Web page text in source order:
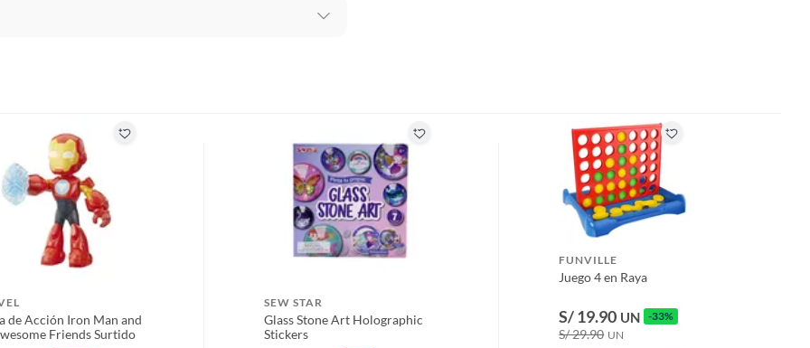
tienen:
productos para asfalto, hormigón, albañilería.
productos para asfalto.
tecnología, línea blanca, colchones, muebles, bicicletas y
de Acción Iron Man and
Friends Surtido
SEW STAR
Glass Stone Art Holographic
Stickers
FUNVILLE
Juego 4 en Raya
S/ 19.90 UN -33%
S/ 29.90 UN